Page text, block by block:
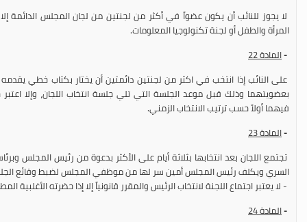
لا يجوز للنائب أن يكون عضواً في أكثر من لجنتين من لجان المجلس الدائمة
المرأة والطفل أو لجنة تكنولوجيا المعلومات.
-المادة
على النائب إذا انتخب في اكثر من لجنتين دائمتين أن يختار بكتاب خطي يقدمه
بعضويتهما وذلك قبل موعد الجلسة التي تلي جلسة انتخاب اللجان، وإلا
فيهما أولاً حسب ترتيب الانتخاب الزمني.
-المادة
تجتمع اللجان بعد انتخابها بثلاثة أيام على الأكثر بدعوة من رئيس المجلس
السري ويكلف رئيس المجلس أمين سر لها من موظفي المجلس لضبط وقائع
- لا يعتبر اجتماع اللجنة لانتخاب الرئيس والمقرر قانونياً إلا إذا حضرته الأغلبية
-المادة